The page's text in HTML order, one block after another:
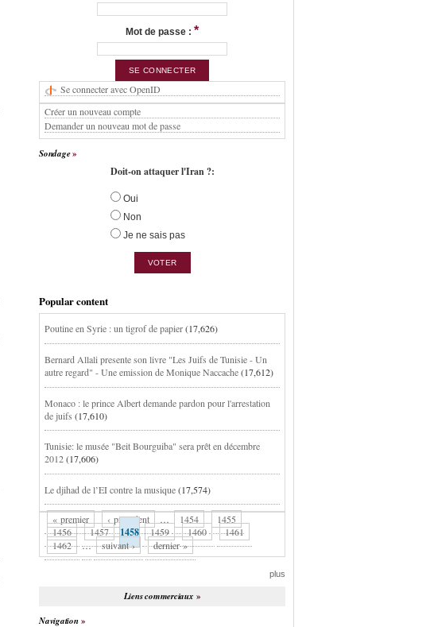
Mot de passe : *
Se connecter avec OpenID
Créer un nouveau compte
Demander un nouveau mot de passe
Sondage
Doit-on attaquer l'Iran ?:
Oui
Non
Je ne sais pas
Popular content
Poutine en Syrie : un tigrof de papier(17,626)
Bernard Allali presente son livre "Les Juifs de Tunisie - Un
autre regard" - Une emission de Monique Naccache(17,612)
Monaco : le prince Albert demande pardon pour l'arrestation
de juifs (17,610)
Tunisie: le musée "Beit Bourguiba" sera prêt en décembre
2012(17,606)
Le djihad de l’EI contre la musique(17,574)
« premier ‹ précédent … 1454
1455
1456
1457 1458 1459 1460
1461
1462
… suivant › dernier »
plus
Liens commerciaux
Navigation